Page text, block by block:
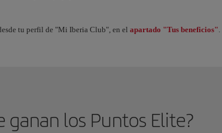
tu perfil de "Mi Iberia Club", en el apartado "Tus beneficios"
ganan los Puntos Elite?